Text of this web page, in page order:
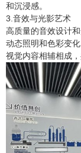
和沉浸感。
3.音效与光影艺术
高质量的音效设计
动态照明和色彩变
视觉内容相辅相成